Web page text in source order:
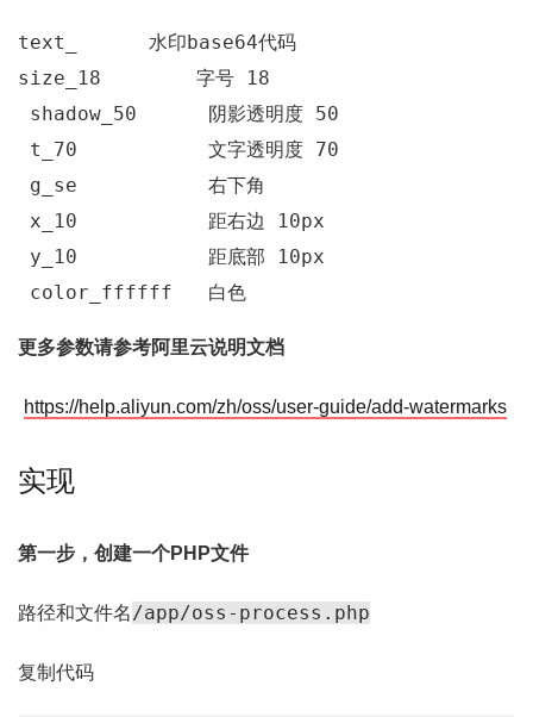
text_      水印base64代码
size_18        字号 18
shadow_50      阴影透明度 50
t_70           文字透明度 70
g_se           右下角
x_10           距右边 10px
y_10           距底部 10px
color_ffffff   白色
更多参数请参考阿里云说明文档
https://help.aliyun.com/zh/oss/user-guide/add-watermarks
实现
第一步，创建一个PHP文件
路径和文件名/app/oss-process.php
复制代码